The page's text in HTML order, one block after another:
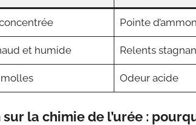
Pointe
et humide Relents
Odeur acide
sur la chimie de l’urée :